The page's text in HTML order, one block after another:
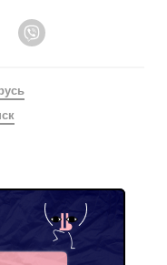
Telegram